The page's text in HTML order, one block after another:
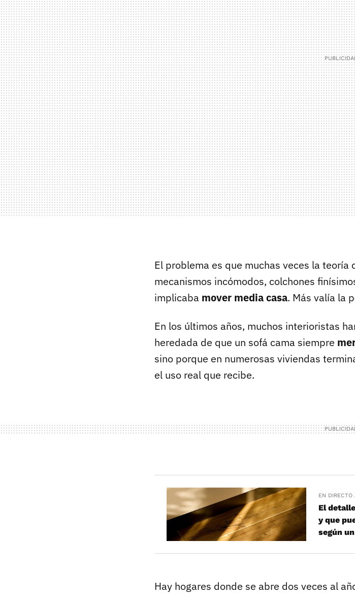
El problema es que muchas veces la
mecanismos incómodos, colchones
implicaba mover media casa. Más valía la
En los últimos años, muchos interioristas
heredada de que un sofá cama siempre
sino porque en numerosas viviendas
el uso real que recibe.
EN DIRECTO
El
y que
según
Hay hogares donde se abre dos veces al